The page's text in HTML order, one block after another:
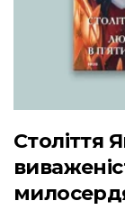
Століття